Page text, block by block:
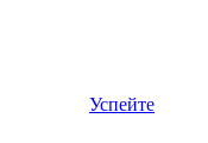
Успейте